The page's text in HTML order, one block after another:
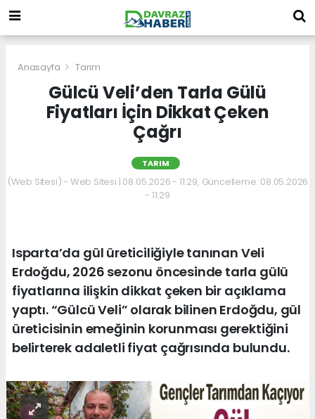
Anasayfa Tarım
Gülcü Veli’den Tarla Gülü
Fiyatları İçin Dikkat Çeken
Çağrı
TARIM
(Web Sitesi) - Web Sitesi | 08.05.2026 - 11:29, Güncelleme: 08.05.2026
- 11:29
Isparta’da gül üreticiliğiyle tanınan Veli
Erdoğdu, 2026 sezonu öncesinde tarla gülü
fiyatlarına ilişkin dikkat çeken bir açıklama
yaptı. “Gülcü Veli” olarak bilinen Erdoğdu, gül
üreticisinin emeğinin korunması gerektiğini
belirterek adaletli fiyat çağrısında bulundu.